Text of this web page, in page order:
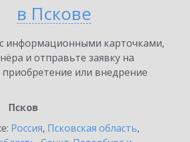
в Пскове
информационными карточками,
и отправьте заявку на
или внедрение
Псков
Россия, Псковская область,